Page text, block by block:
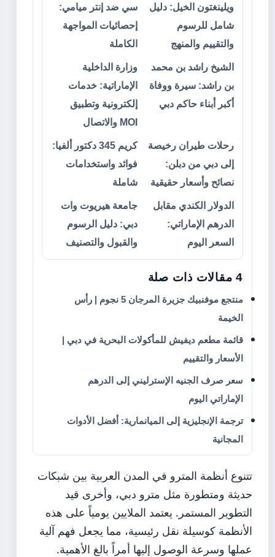
ويلينغتون الخيل: دليل
شامل للرسوم
والتقييم والمنهج
سي ضد إنتر ميامي:
إحصائيات المواجهة
الكاملة
الشيخ راشد بن محمد
بن راشد: سيرة ووفاة
أكبر أبناء حاكم دبي
وزارة الداخلية
الإماراتية: خدمات
إلكترونية وتطبيق
MOI والاتصال
رحلات طيران رخيصة
إلى دبي من دبلن:
نصائح وأسعار حقيقية
كريم 345 دكتور ألفيا:
فوائد واستخدامات
شاملة
الدولار الكندي مقابل
الدرهم الإماراتي:
السعر اليوم
جامعة هيريوت وات
دبي: دليل الرسوم
والقبول والتصنيف
4 مقالات ذات صلة
منتجع موفنبيك جزيرة المرجان 5 نجوم | رأس
الخيمة
قائمة مطعم ديفيش للمأكولات البحرية في دبي |
الأسعار والتقييم
سعر صرف الجنيه الإسترليني إلى الدرهم
الإماراتي اليوم
ترجمة الإنجليزية إلى الميانمارية: أفضل الأدوات
المجانية
تتنوع أنظمة المترو في المدن العربية بين شبكات
حديثة ومتطورة مثل مترو دبي، وأخرى قيد
التطوير المستمر. يعتمد الملايين يومياً على هذه
الأنظمة كوسيلة نقل رئيسية، مما يجعل فهم آلية
عملها وسرعة الوصول إليها أمراً بالغ الأهمية.